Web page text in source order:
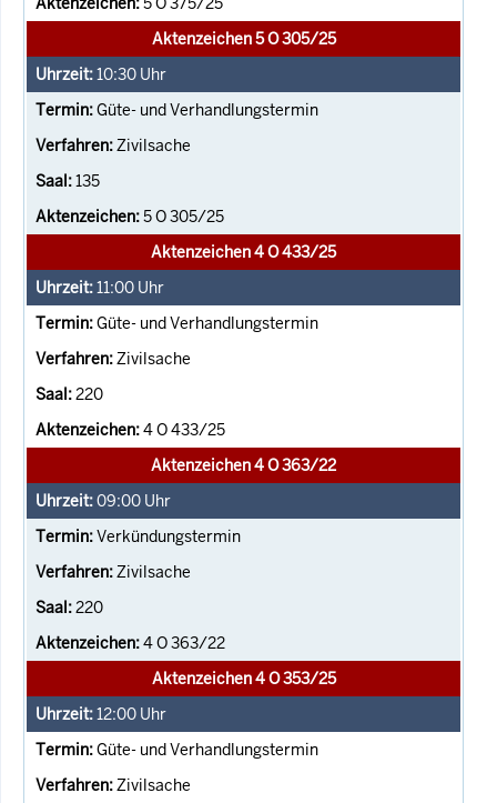
Aktenzeichen 5 O 305/25
10:30 Uhr
Güte- und Verhandlungstermin
Zivilsache
135
5 O 305/25
Aktenzeichen 4 O 433/25
11:00 Uhr
Güte- und Verhandlungstermin
Zivilsache
220
4 O 433/25
Aktenzeichen 4 O 363/22
09:00 Uhr
Verkündungstermin
Zivilsache
220
4 O 363/22
Aktenzeichen 4 O 353/25
12:00 Uhr
Güte- und Verhandlungstermin
Zivilsache